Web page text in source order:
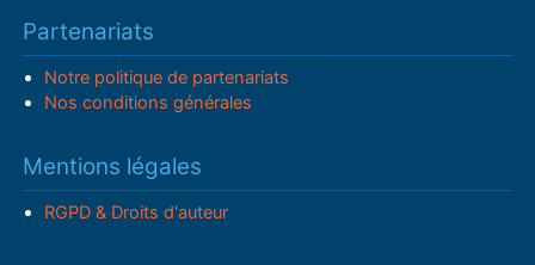
Partenariats
Notre politique de partenariats
Nos conditions générales
Mentions légales
RGPD & Droits d'auteur